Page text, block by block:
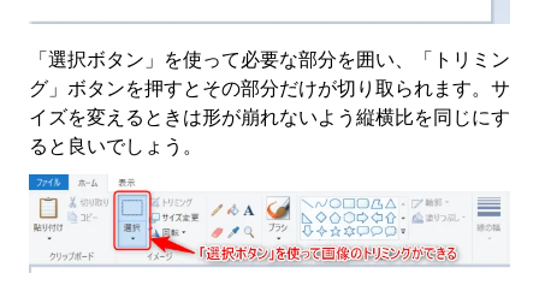
「選択ボタン」を使って必要な部分を囲い、「トリミン
グ」ボタンを押すとその部分だけが切り取られます。サ
イズを変えるときは形が崩れないよう縦横比を同じにす
ると良いでしょう。